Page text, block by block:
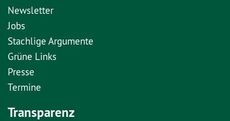
Newsletter
Jobs
Stachlige Argumente
Grüne Links
Presse
Termine
Transparenz